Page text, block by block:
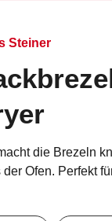
Steiner
die Brezeln
Ofen. Perfekt